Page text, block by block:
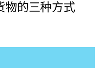
物的三种方式